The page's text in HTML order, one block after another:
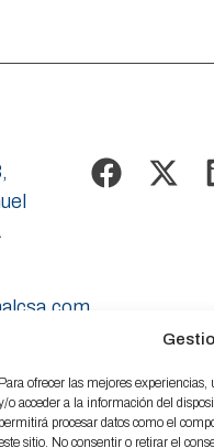
Para ofrecer las mejores
o acceder a la información del
permitirá procesar datos como el
sitio. No consentir o retirar el